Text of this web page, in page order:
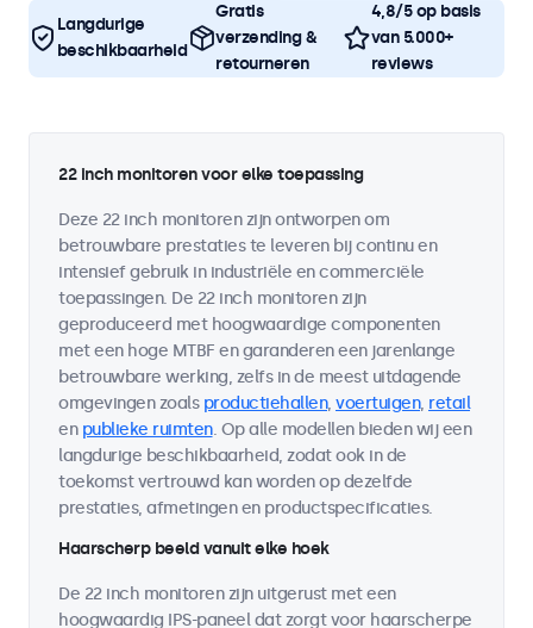
Langdurige
beschikbaarheid
Gratis
verzending &
retourneren
4,8/5 op basis
van 5.000+
reviews
22 inch monitoren voor elke toepassing
Deze 22 inch monitoren zijn ontworpen om
betrouwbare prestaties te leveren bij continu en
intensief gebruik in industriële en commerciële
toepassingen. De 22 inch monitoren zijn
geproduceerd met hoogwaardige componenten
met een hoge MTBF en garanderen een jarenlange
betrouwbare werking, zelfs in de meest uitdagende
omgevingen zoals productiehallen, voertuigen, retail
en publieke ruimten. Op alle modellen bieden wij een
langdurige beschikbaarheid, zodat ook in de
toekomst vertrouwd kan worden op dezelfde
prestaties, afmetingen en productspecificaties.
Haarscherp beeld vanuit elke hoek
De 22 inch monitoren zijn uitgerust met een
hoogwaardig IPS-paneel dat zorgt voor haarscherpe